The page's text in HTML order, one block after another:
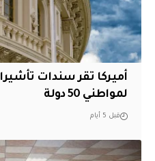
لمواطني 50 دولة
قبل 5 أيام